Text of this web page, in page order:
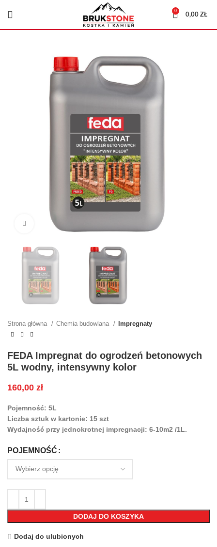
0
0,00ZŁ
Kliknij, aby powiększyć
Strona główna Chemia budowlana Impregnaty
FEDA Impregnat do ogrodzeń betonowych
5L wodny, intensywny kolor
160,00 zł
Pojemność: 5L
Liczba sztuk w kartonie: 15 szt
Wydajność przy jednokrotnej impregnacji: 6-10m2 /1L.
POJEMNOŚĆ
DODAJ DO KOSZYKA
Dodaj do ulubionych